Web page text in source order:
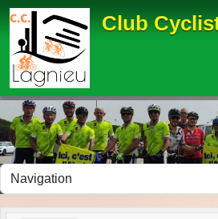
Club
Panneau de gestion des cookies